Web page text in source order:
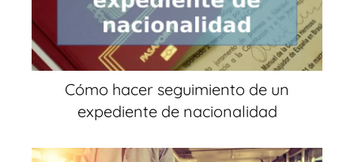
Cómo hacer seguimiento de un
expediente de nacionalidad